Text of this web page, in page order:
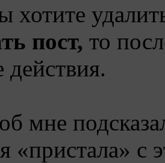
хотите
пост, то
действия.
мне
«пристала» с